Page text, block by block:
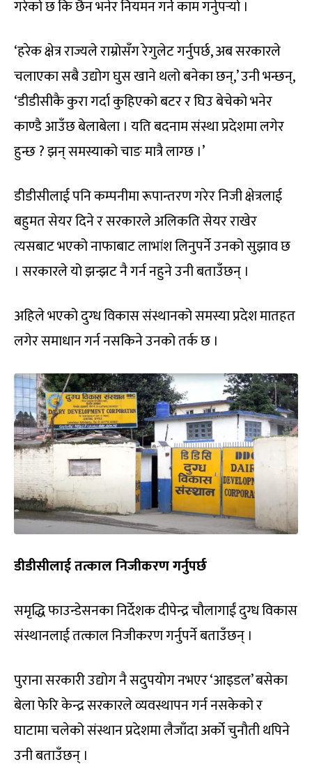
गरेको छ कि छैन भनेर नियमन गर्ने काम गर्नुपर्‍यो ।
‘हरेक क्षेत्र राज्यले राम्रोसँग रेगुलेट गर्नुपर्छ, अब सरकारले
चलाएका सबै उद्योग घुस खाने थलो बनेका छन्,’ उनी भन्छन्,
‘डीडीसीकै कुरा गर्दा कुहिएको बटर र घिउ बेचेको भनेर
काण्डै आउँछ बेलाबेला । यति बदनाम संस्था प्रदेशमा लगेर
हुन्छ ? झन् समस्याको चाङ मात्रै लाग्छ ।’
डीडीसीलाई पनि कम्पनीमा रूपान्तरण गरेर निजी क्षेत्रलाई
बहुमत सेयर दिने र सरकारले अलिकति सेयर राखेर
त्यसबाट भएको नाफाबाट लाभांश लिनुपर्ने उनको सुझाव छ
। सरकारले यो झन्झट नै गर्न नहुने उनी बताउँछन् ।
अहिले भएको दुग्ध विकास संस्थानको समस्या प्रदेश मातहत
लगेर समाधान गर्न नसकिने उनको तर्क छ ।
डीडीसीलाई तत्काल निजीकरण गर्नुपर्छ
समृद्धि फाउन्डेसनका निर्देशक दीपेन्द्र चौलागाईं दुग्ध विकास
संस्थानलाई तत्काल निजीकरण गर्नुपर्ने बताउँछन् ।
पुराना सरकारी उद्योग नै सदुपयोग नभएर ‘आइडल’ बसेका
बेला फेरि केन्द्र सरकारले व्यवस्थापन गर्न नसकेको र
घाटामा चलेको संस्थान प्रदेशमा लैजाँदा अर्को चुनौती थपिने
उनी बताउँछन् ।